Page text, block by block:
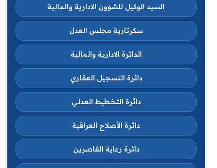
السيد الوكيل للشؤون الادارية والمالية
سكرتارية مجلس العدل
الدائرة الادارية والمالية
دائرة التسجيل العقاري
دائرة التخطيط العدلي
دائرة الأصلاح العراقية
دائرة رعاية القاصرين